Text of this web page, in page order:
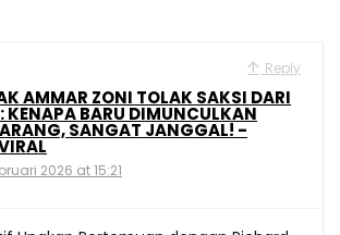
Reply
AMMAR ZONI TOLAK SAKSI DARI
KENAPA BARU DIMUNCULKAN
SANGAT JANGGAL! -
2026 at 15:21